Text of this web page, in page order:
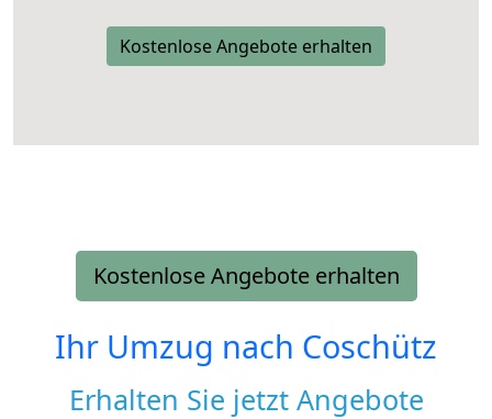
Kostenlose Angebote erhalten
Kostenlose Angebote erhalten
Ihr Umzug nach Coschütz
Erhalten Sie jetzt Angebote